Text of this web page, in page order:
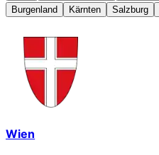
Burgenland
Kärnten Salzburg
Wien